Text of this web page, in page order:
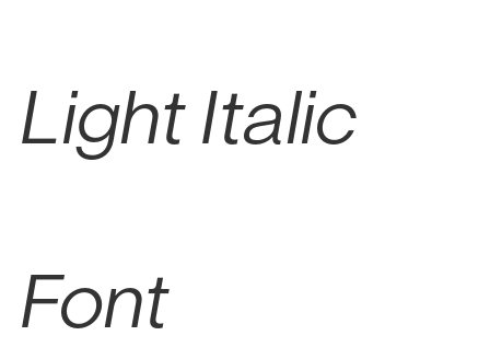
Light Italic
Font